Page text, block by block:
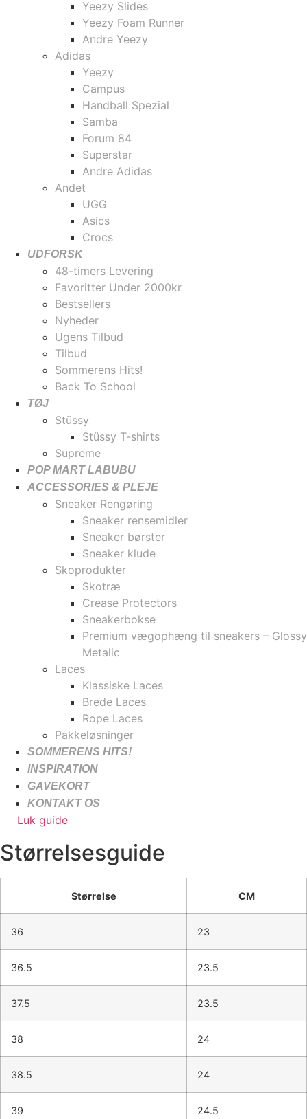
Yeezy Slides
Yeezy Foam Runner
Andre Yeezy
Adidas
Yeezy
Campus
Handball Spezial
Samba
Forum 84
Superstar
Andre Adidas
Andet
UGG
Asics
Crocs
UDFORSK
48-timers Levering
Favoritter Under 2000kr
Bestsellers
Nyheder
Ugens Tilbud
Tilbud
Sommerens Hits!
Back To School
TØJ
Stüssy
Stüssy T-shirts
Supreme
POP MART LABUBU
ACCESSORIES & PLEJE
Sneaker Rengøring
Sneaker rensemidler
Sneaker børster
Sneaker klude
Skoprodukter
Skotræ
Crease Protectors
Sneakerbokse
Premium vægophæng til sneakers – Glossy
Metalic
Laces
Klassiske Laces
Brede Laces
Rope Laces
Pakkeløsninger
SOMMERENS HITS!
INSPIRATION
GAVEKORT
KONTAKT OS
Luk guide
Størrelsesguide
Størrelse CM
36 23
36.5 23.5
37.5 23.5
38 24
38.5 24
39 24.5